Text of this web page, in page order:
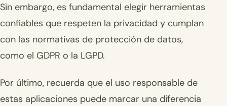
Sin embargo, es fundamental elegir herramientas
confiables que respeten la privacidad y cumplan
con las normativas de protección de datos,
como el GDPR o la LGPD.
Por último, recuerda que el uso responsable de
estas aplicaciones puede marcar una diferencia